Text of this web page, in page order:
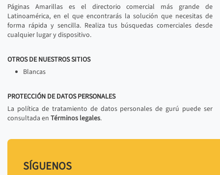
Páginas Amarillas es el directorio comercial más grande de
Latinoamérica, en el que encontrarás la solución que necesitas de
forma rápida y sencilla. Realiza tus búsquedas comerciales desde
cualquier lugar y dispositivo.
OTROS DE NUESTROS SITIOS
Blancas
PROTECCIÓN DE DATOS PERSONALES
La política de tratamiento de datos personales de gurú puede ser
consultada en Términos legales.
SÍGUENOS